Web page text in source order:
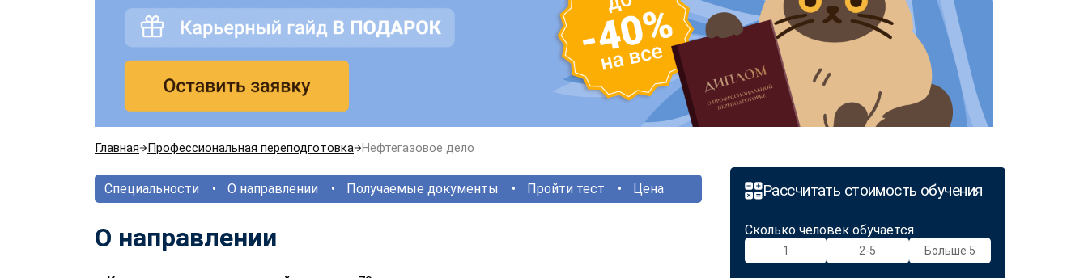
Главная Профессиональная переподготовка Нефтегазовое дело
Рассчитать стоимость обучения
Сколько человек обучается
1 2-5 Больше 5
Специальности О направлении Получаемые документы Пройти тест Цена
О направлении